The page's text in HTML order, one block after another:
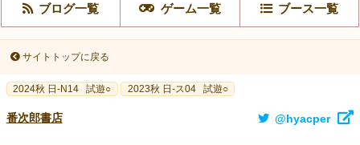
ブログ一覧 ゲーム一覧 ブース一覧
サイトトップに戻る
2024秋 日-N14 試遊○ 2023秋 日-ス04 試遊○
番次郎書店 @hyacper